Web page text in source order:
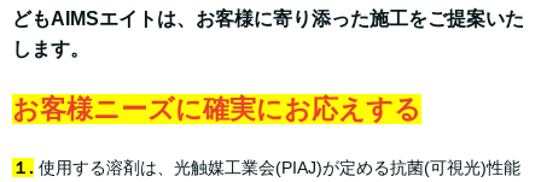
どもAIMSエイトは、お客様に寄り添った施工をご提案いた
します。
お客様ニーズに確実にお応えする
１. 使用する溶剤は、光触媒工業会(PIAJ)が定める抗菌(可視光)性能